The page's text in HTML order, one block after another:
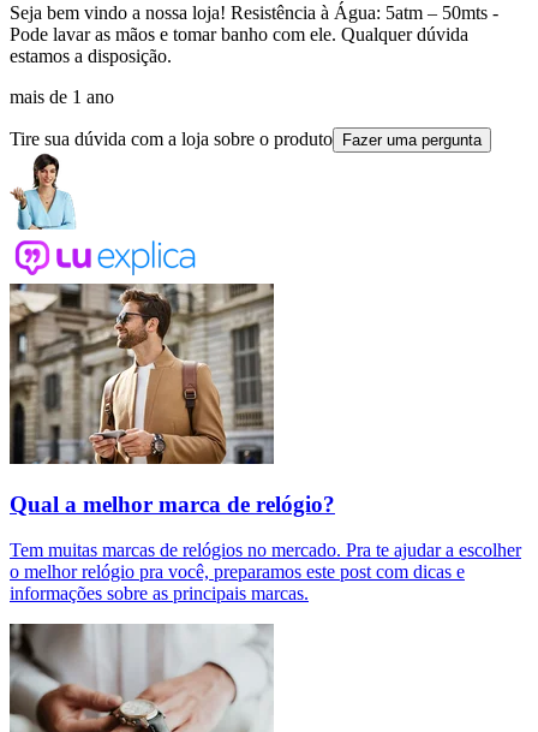
Seja bem vindo a nossa loja! Resistência à Água: 5atm – 50mts -
Pode lavar as mãos e tomar banho com ele. Qualquer dúvida
estamos a disposição.
mais de 1 ano
Tire sua dúvida com a loja sobre o produto Fazer uma pergunta
Qual a melhor marca de relógio?
Tem muitas marcas de relógios no mercado. Pra te ajudar a escolher
o melhor relógio pra você, preparamos este post com dicas e
informações sobre as principais marcas.